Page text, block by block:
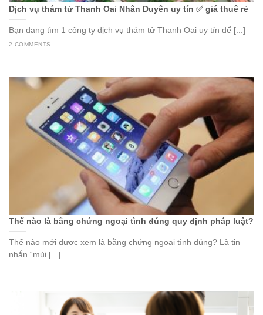
Dịch vụ thám tử Thanh Oai Nhân Duyên uy tín ✅ giá thuê rẻ
Bạn đang tìm 1 công ty dịch vụ thám tử Thanh Oai uy tín để [...]
2 COMMENTS
Thế nào là bằng chứng ngoại tình đúng quy định pháp luật?
Thế nào mới được xem là bằng chứng ngoại tình đúng? Là tin
nhắn “mùi [...]